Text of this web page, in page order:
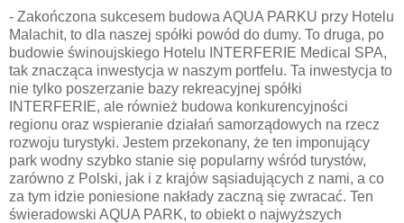
- Zakończona sukcesem budowa AQUA PARKU przy Hotelu
Malachit, to dla naszej spółki powód do dumy. To druga, po
budowie świnoujskiego Hotelu INTERFERIE Medical SPA,
tak znacząca inwestycja w naszym portfelu. Ta inwestycja to
nie tylko poszerzanie bazy rekreacyjnej spółki
INTERFERIE, ale również budowa konkurencyjności
regionu oraz wspieranie działań samorządowych na rzecz
rozwoju turystyki. Jestem przekonany, że ten imponujący
park wodny szybko stanie się popularny wśród turystów,
zarówno z Polski, jak i z krajów sąsiadujących z nami, a co
za tym idzie poniesione nakłady zaczną się zwracać. Ten
świeradowski AQUA PARK, to obiekt o najwyższych